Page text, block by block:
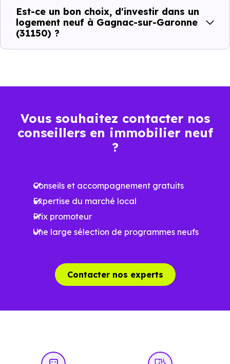
BBC, RT2012, RE2020
Économies
luminosité
…
Performances
réduit
à l’échelle locale
Est-ce un bon choix, d'investir dans un
logement neuf à Gagnac-sur-Garonne
(31150) ?
Vous souhaitez contacter nos
conseillers en immobilier neuf
?
Conseils et accompagnement gratuits
Expertise du marché local
Prix promoteur
Une large sélection de programmes neufs
Contacter nos experts